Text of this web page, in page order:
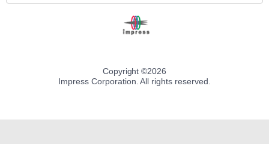
Copyright ©2026
Impress Corporation. All rights reserved.